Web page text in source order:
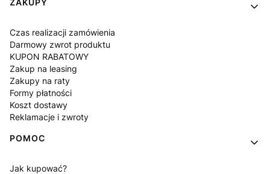
Linki w stopce
Czas realizacji zamówienia
Darmowy zwrot produktu
KUPON RABATOWY
Zakup na leasing
Zakupy na raty
Formy płatności
Koszt dostawy
Reklamacje i zwroty
POMOC
Jak kupować?